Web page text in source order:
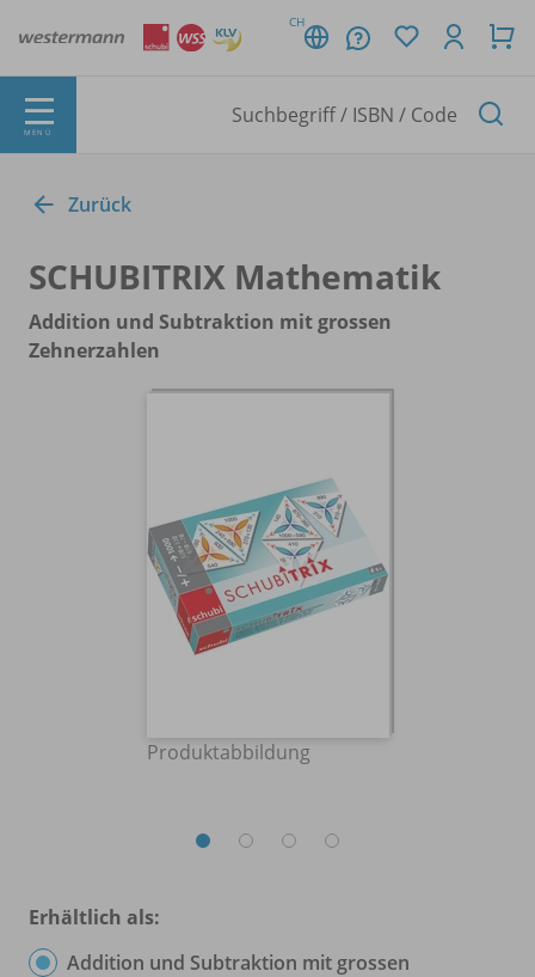
CH
MENÜ
Zurück
SCHUBITRIX Mathematik
Addition und Subtraktion mit grossen
Zehnerzahlen
Produktabbildung
Erhältlich als:
Addition und Subtraktion mit grossen